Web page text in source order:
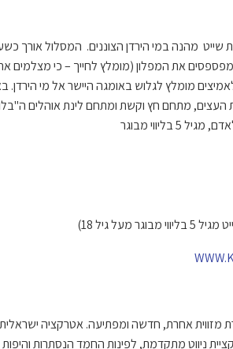
שייט מהנה במי הירדן הצוננים. המסלול אורך
מומלץ לגלוש באומגה היישר אל מי
העצים, מתחם חץ וקשת ומתחם לינת אוהלים
מזווית אחרת, חדשה ומפתיעה. אטרקציה
ניווט מתקדמת, לפינות החמד הנסתרות והיפות